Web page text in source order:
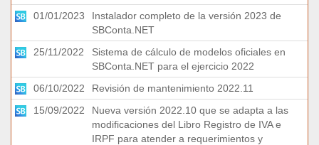
01/01/2023
Instalador completo de la versión 2023 de
SBConta.NET
25/11/2022
Sistema de cálculo de modelos oficiales en
SBConta.NET para el ejercicio 2022
06/10/2022
Revisión de mantenimiento 2022.11
15/09/2022
Nueva versión 2022.10 que se adapta a las
modificaciones del Libro Registro de IVA e
IRPF para atender a requerimientos y